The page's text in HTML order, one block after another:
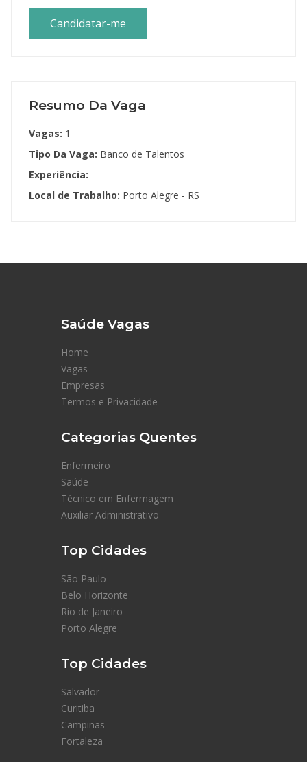
Candidatar-me
Resumo Da Vaga
Vagas: 1
Tipo Da Vaga: Banco de Talentos
Experiência: -
Local de Trabalho: Porto Alegre - RS
Saúde Vagas
Home
Vagas
Empresas
Termos e Privacidade
Categorias Quentes
Enfermeiro
Saúde
Técnico em Enfermagem
Auxiliar Administrativo
Top Cidades
São Paulo
Belo Horizonte
Rio de Janeiro
Porto Alegre
Top Cidades
Salvador
Curitiba
Campinas
Fortaleza